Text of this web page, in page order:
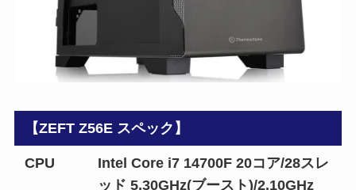
【ZEFT Z56E スペック】
CPU
Intel Core i7 14700F 20コア/28スレ
ッド 5.30GHz(ブースト)/2.10GHz